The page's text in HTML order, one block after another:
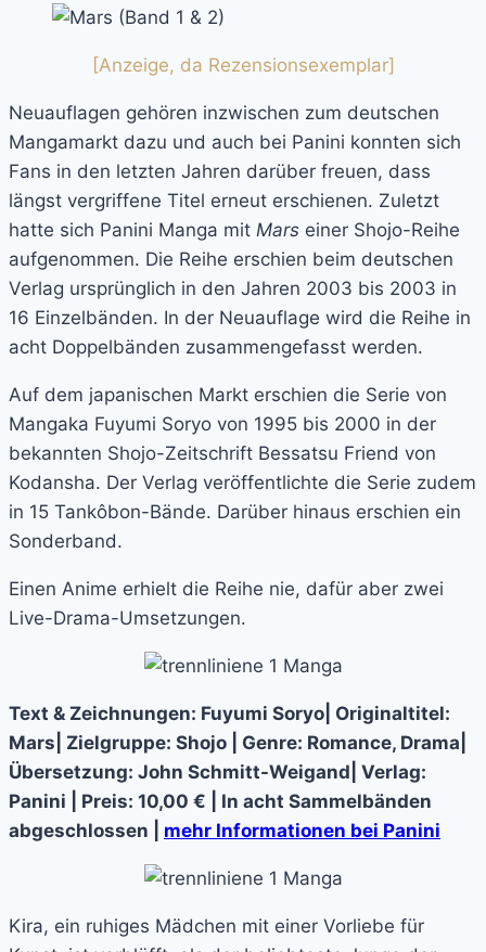
[Anzeige, da Rezensionsexemplar]
Neuauflagen gehören inzwischen zum deutschen
Mangamarkt dazu und auch bei Panini konnten sich
Fans in den letzten Jahren darüber freuen, dass
längst vergriffene Titel erneut erschienen. Zuletzt
hatte sich Panini Manga mit Mars einer Shojo-Reihe
aufgenommen. Die Reihe erschien beim deutschen
Verlag ursprünglich in den Jahren 2003 bis 2003 in
16 Einzelbänden. In der Neuauflage wird die Reihe in
acht Doppelbänden zusammengefasst werden.
Auf dem japanischen Markt erschien die Serie von
Mangaka Fuyumi Soryo von 1995 bis 2000 in der
bekannten Shojo-Zeitschrift Bessatsu Friend von
Kodansha. Der Verlag veröffentlichte die Serie zudem
in 15 Tankôbon-Bände. Darüber hinaus erschien ein
Sonderband.
Einen Anime erhielt die Reihe nie, dafür aber zwei
Live-Drama-Umsetzungen.
Text & Zeichnungen: Fuyumi Soryo| Originaltitel:
Mars| Zielgruppe: Shojo | Genre: Romance, Drama|
Übersetzung: John Schmitt-Weigand| Verlag:
Panini | Preis: 10,00 € | In acht Sammelbänden
abgeschlossen | mehr Informationen bei Panini
Kira, ein ruhiges Mädchen mit einer Vorliebe für